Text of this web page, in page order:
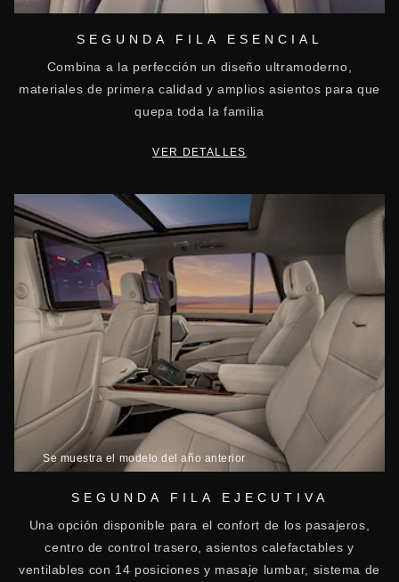
SEGUNDA FILA ESENCIAL
Combina a la perfección un diseño ultramoderno,
materiales de primera calidad y amplios asientos para que
quepa toda la familia
VER DETALLES
Se muestra el modelo del año anterior
SEGUNDA FILA EJECUTIVA
Una opción disponible para el confort de los pasajeros,
centro de control trasero, asientos calefactables y
ventilables con 14 posiciones y masaje lumbar, sistema de